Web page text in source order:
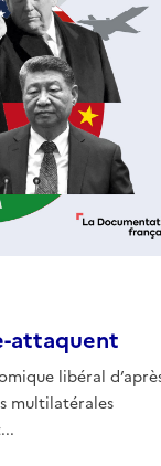
attaquent
libéral
multilatérales